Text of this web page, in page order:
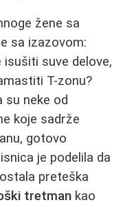
žene sa
sa izazovom:
suve delove,
T-zonu?
neke od
koje sadrže
gotovo
je podelila da
preteška
tretman kao